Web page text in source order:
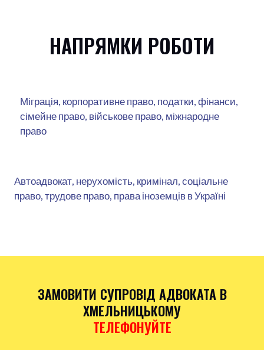
НАПРЯМКИ РОБОТИ
Міграція, корпоративне право, податки, фінанси,
сімейне право, військове право, міжнародне
право
Автоадвокат, нерухомість, кримінал, соціальне
право, трудове право, права іноземців в Україні
ЗАМОВИТИ СУПРОВІД АДВОКАТА В
ХМЕЛЬНИЦЬКОМУ
ТЕЛЕФОНУЙТЕ